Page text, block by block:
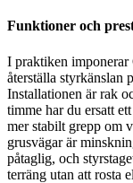
Funktioner och
I praktiken imponerar
återställa styrkänslan
Installationen är rak
timme har du ersatt
mer stabilt grepp om
grusvägar är
påtaglig, och
terräng utan att rosta